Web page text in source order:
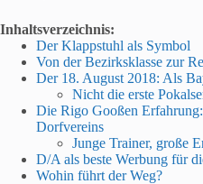
Inhaltsverzeichnis:
Der Klappstuhl als Symbol
Von der Bezirksklasse zur
Der 18. August 2018: Als
Nicht die erste
Die Rigo Gooßen
Dorfvereins
Junge Trainer, große
D/A als beste Werbung für
Wohin führt der Weg?